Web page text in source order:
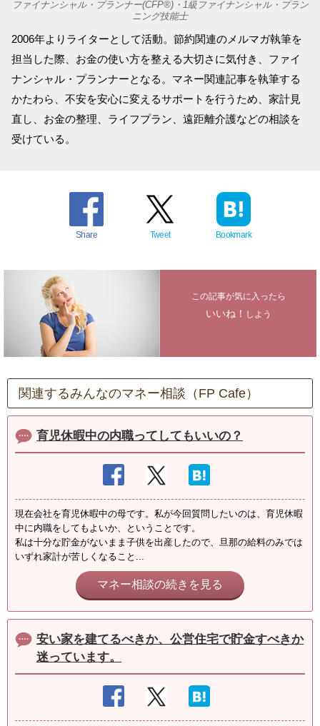
ファイナンシャル・プランナー(CFP®)・1級ファイナンシャル・プラン
ニング技能士
2006年よりライターとして活動。節約関連のメルマガ執筆を
担当した際、お金の使い方を整える大切さに気付き、ファイ
ナンシャル・プランナーとなる。マネー関連記事を執筆する
かたわら、不安を安心に変えるサポートを行うため、家計見
直し、お金の整理、ライフプラン、遠距離介護などの相談を
受けている。
Share Tweet Bookmark
この記事が気に入ったら
いいね！ しよう
関連するみんなのマネー相談（FP Cafe）
育児休暇中の内職ってしてもいいの？
現在会社を育児休暇中の母です。私が今回質問したいのは、育児休暇
中に内職をしてもよいか、ということです。
私は十分な貯金がないまま子供を出産したので、旦那の給料のみでは
いずれ家計が苦しくなること...
マネー相談の続きを見る
安い家を建てるべきか、公営住宅で貯金すべきか
迷っています。